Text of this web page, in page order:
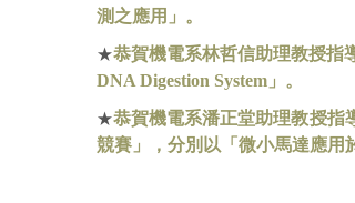
測之應用」。
★恭賀機電系林哲信助理教授指
DNA Digestion System 」。
★恭賀機電系潘正堂助理教授指
競賽」，分別以「微小馬達應用